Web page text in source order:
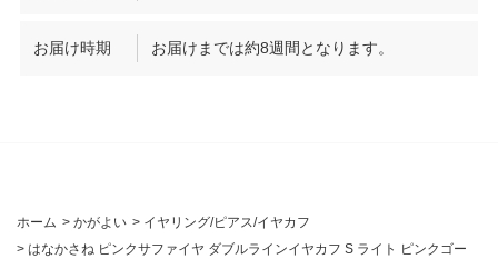
お届け時期 お届けまでは約8週間となります。
ホーム > かがよい > イヤリング/ピアス/イヤカフ
> はなかさね ピンクサファイヤ ダブルラインイヤカフ S ライト ピンクゴー